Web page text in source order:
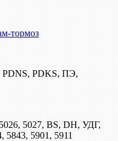
тормоз
PDKS, ПЭ,
5027, BS, DH, УДГ,
5843, 5901, 5911